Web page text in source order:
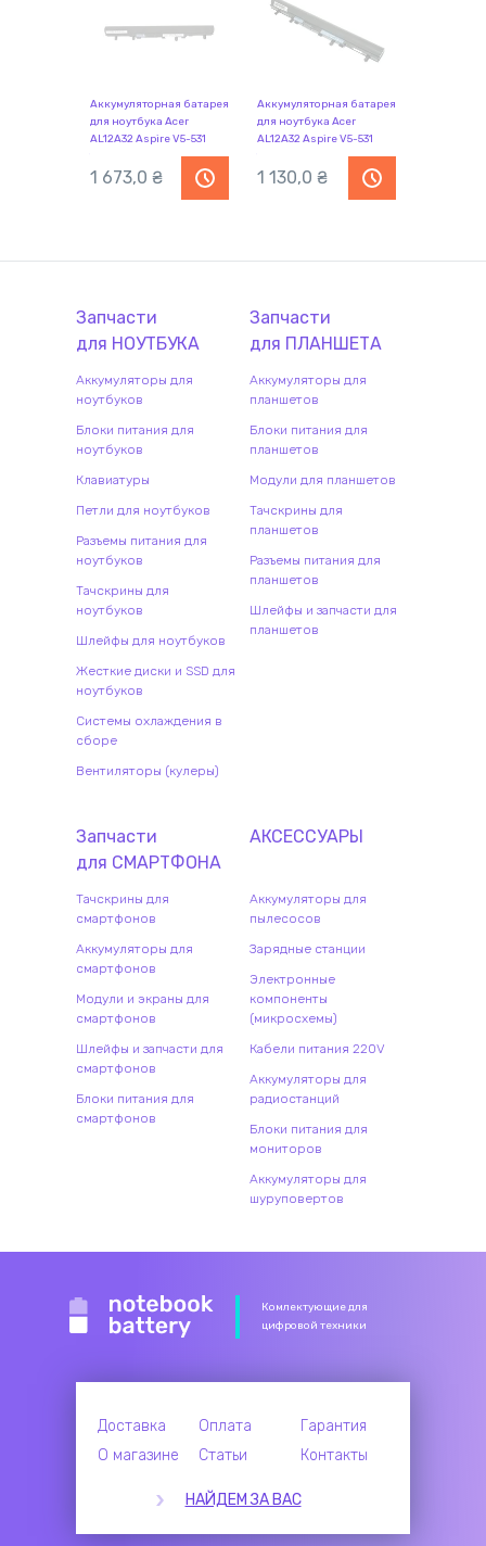
Аккумуляторная батарея
для ноутбука Acer
AL12A32 Aspire V5-531
14.8V Black 2500mAh Orig
1 673,0 ₴
Аккумуляторная батарея
для ноутбука Acer
AL12A32 Aspire V5-531
14.8V Black 2600mAh
OEM
1 130,0 ₴
Запчасти
для НОУТБУКА
Аккумуляторы для
ноутбуков
Блоки питания для
ноутбуков
Клавиатуры
Петли для ноутбуков
Разъемы питания для
ноутбуков
Тачскрины для
ноутбуков
Шлейфы для ноутбуков
Жесткие диски и SSD для
ноутбуков
Системы охлаждения в
сборе
Вентиляторы (кулеры)
Запчасти
для ПЛАНШЕТА
Аккумуляторы для
планшетов
Блоки питания для
планшетов
Модули для планшетов
Тачскрины для
планшетов
Разъемы питания для
планшетов
Шлейфы и запчасти для
планшетов
Запчасти
для СМАРТФОНА
Тачскрины для
смартфонов
Аккумуляторы для
смартфонов
Модули и экраны для
смартфонов
Шлейфы и запчасти для
смартфонов
Блоки питания для
смартфонов
АКСЕССУАРЫ
Аккумуляторы для
пылесосов
Зарядные станции
Электронные
компоненты
(микросхемы)
Кабели питания 220V
Аккумуляторы для
радиостанций
Блоки питания для
мониторов
Аккумуляторы для
шуруповертов
Комлектующие для
цифровой техники
Доставка Оплата
Гарантия
О магазине
Статьи Контакты
НАЙДЕМ ЗА ВАС